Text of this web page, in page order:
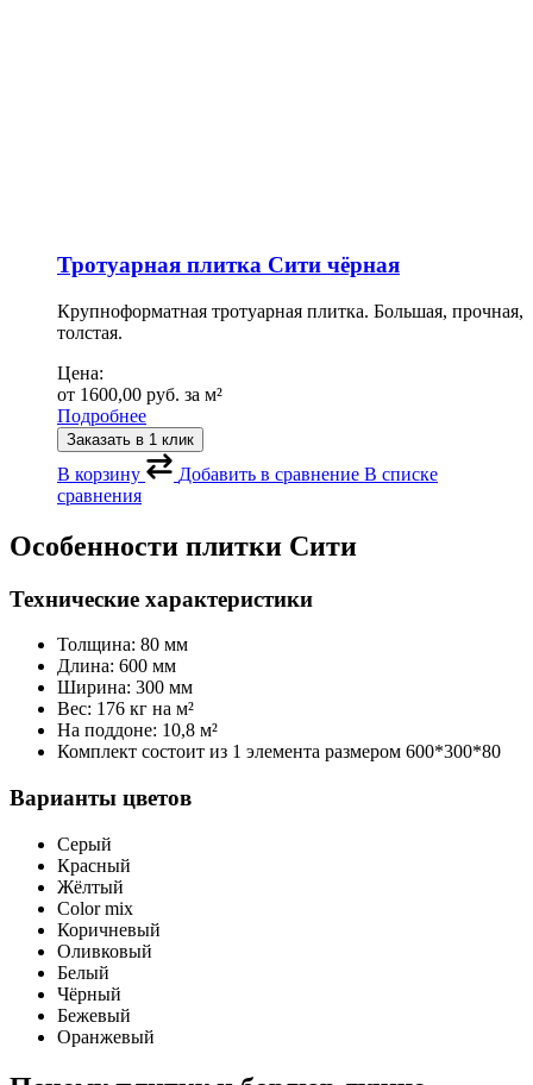
Тротуарная плитка Сити чёрная
Крупноформатная тротуарная плитка. Большая, прочная,
толстая.
Цена:
от 1600,00 руб. за м²
Подробнее
Заказать в 1 клик
В корзину Добавить в сравнение В списке
сравнения
Особенности плитки Сити
Технические характеристики
Толщина: 80 мм
Длина: 600 мм
Ширина: 300 мм
Вес: 176 кг на м²
На поддоне: 10,8 м²
Комплект состоит из 1 элемента размером 600*300*80
Варианты цветов
Серый
Красный
Жёлтый
Color mix
Коричневый
Оливковый
Белый
Чёрный
Бежевый
Оранжевый